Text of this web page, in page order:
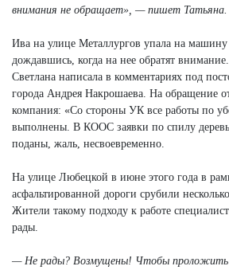
внимания не обращает», — пишет Татьяна.
Ива на улице Металлургов упала на машину
дождавшись, когда на нее обратят
Светлана написала в комментариях под
города Андрея Накрошаева. На обращение
компания: «Со стороны УК все работы по
выполнены. В КООС заявки по спилу
поданы, жаль, несвоевременно.
На улице Любецкой в июне этого года в
асфальтированной дороги срубили
Жители такому подходу к работе
рады.
— Не рады? Возмущены! Чтобы проложить